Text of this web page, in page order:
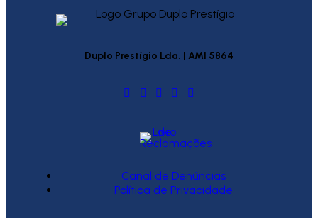
Duplo Prestígio Lda. | AMI 5864
Canal de Denúncias
Política de Privacidade